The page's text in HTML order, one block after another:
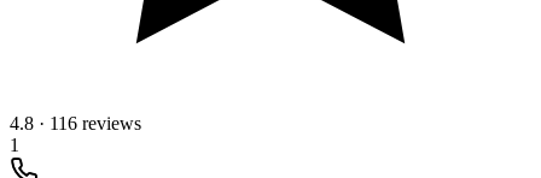
4.8 · 116 reviews
1